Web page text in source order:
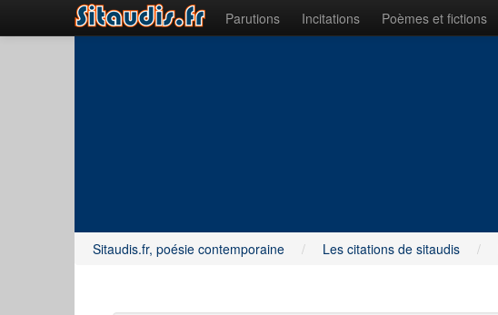
Parutions Incitations Poèmes et fictions
Sitaudis.fr, poésie contemporaine / Les citations de sitaudis /